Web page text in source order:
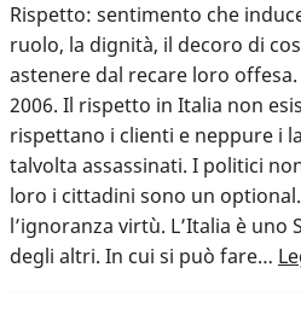
Rispetto: sentimento che
ruolo, la dignità, il decoro di
astenere dal recare loro
2006. Il rispetto in Italia non
rispettano i clienti e neppure i
talvolta assassinati. I politici
loro i cittadini sono un
l’ignoranza virtù. L’Italia è
degli altri. In cui si può fare…